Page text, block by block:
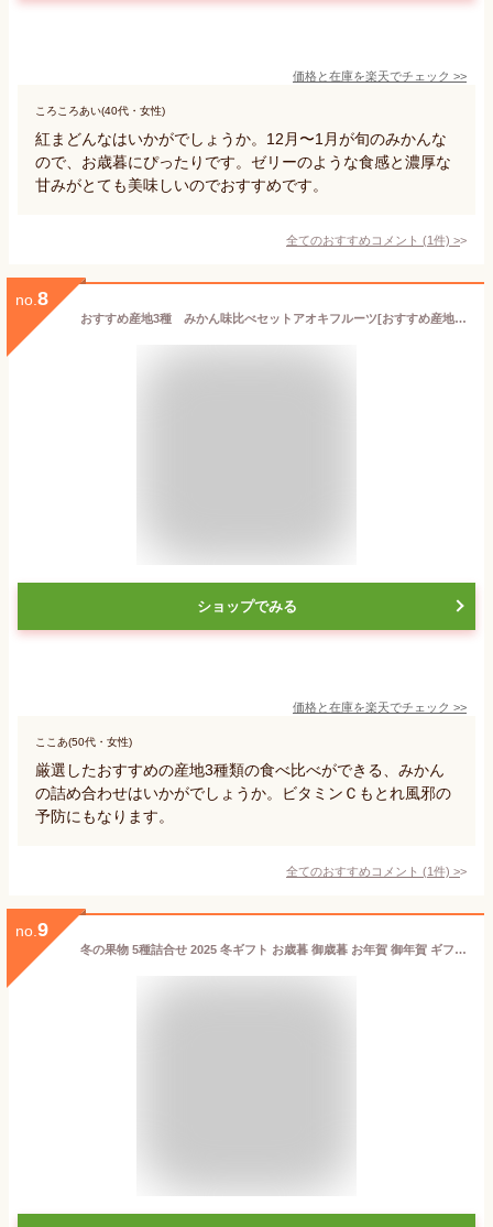
価格と在庫を楽天でチェック >>
ころころあい(40代・女性)
紅まどんなはいかがでしょうか。12月〜1月が旬のみかんな
ので、お歳暮にぴったりです。ゼリーのような食感と濃厚な
甘みがとても美味しいのでおすすめです。
全てのおすすめコメント (1件) >
no. 8
おすすめ産地3種 みかん味比べセットアオキフルーツ[おすすめ産地3種 みかん]RT お歳暮 御歳暮 冬ギフト 送料込 果物詰め合わせ 誕生日 プレゼント 御祝 内祝 結婚 御見舞 お礼 快気祝 お祝い くだもの 贈り物 お供え物 季節のフルーツ
ショップでみる
価格と在庫を楽天でチェック >>
ここあ(50代・女性)
厳選したおすすめの産地3種類の食べ比べができる、みかん
の詰め合わせはいかがでしょうか。ビタミンＣもとれ風邪の
予防にもなります。
全てのおすすめコメント (1件) >
no. 9
冬の果物 5種詰合せ 2025 冬ギフト お歳暮 御歳暮 お年賀 御年賀 ギフト 贈り物 贈答 お祝い お礼 お返し 内祝い プレゼント ご家庭用 みかん りんご 西洋梨 柿 果物 フルーツ セット 詰め合わせ グルメ お取り寄せ